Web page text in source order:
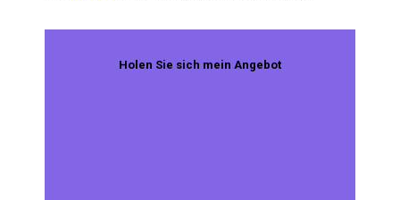
Holen Sie sich mein Angebot